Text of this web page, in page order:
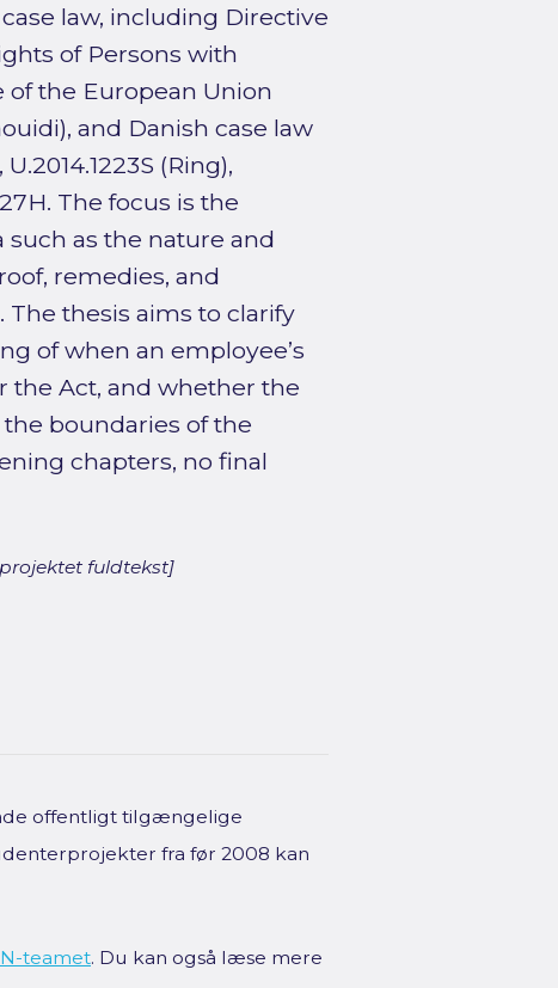
law, including Directive
of Persons with
of the European Union
and Danish case law
(Ring),
The focus is the
as the nature and
remedies, and
thesis aims to clarify
of when an employee’s
the Act, and whether the
boundaries of the
chapters, no final
fuldtekst]
offentligt tilgængelige
fra før 2008 kan
teamet. Du kan også læse mere